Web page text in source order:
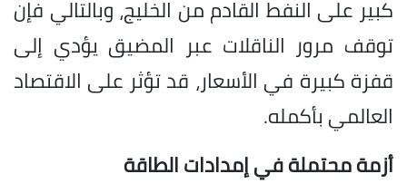
كبير على النفط القادم من الخليج، وبالتالي فإن
توقف مرور الناقلات عبر المضيق يؤدي إلى
قفزة كبيرة في الأسعار، قد تؤثر على الاقتصاد
العالمي بأكمله.
أزمة محتملة في إمدادات الطاقة